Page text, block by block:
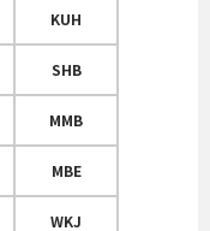
KUH
SHB
MMB
MBE
WKJ